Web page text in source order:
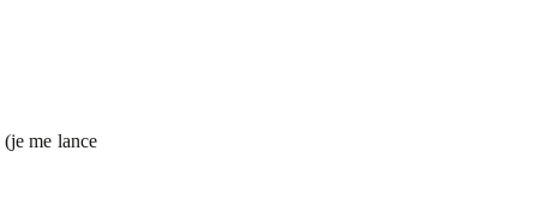
me lance